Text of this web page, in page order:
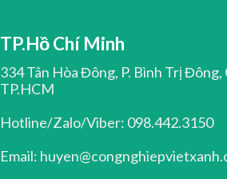
TP.Hồ Chí Minh
334 Tân Hòa Đông, P. Bình Trị Đông,
TP.HCM
Hotline/Zalo/Viber: 098.442.3150
Email: